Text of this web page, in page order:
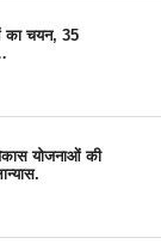
का चयन, 35
योजनाओं की